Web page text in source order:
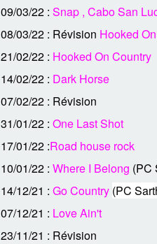
09/03/22 : Snap , Cabo San
08/03/22 : Révision Hooked
21/02/22 : Hooked On Country
14/02/22 : Dark Horse
07/02/22 : Révision
31/01/22 : One Last Shot
17/01/22 :Road house rock
10/01/22 : Where I Belong (PC
14/12/21 : Go Country (PC
07/12/21 : Love Ain't
23/11/21 : Révision